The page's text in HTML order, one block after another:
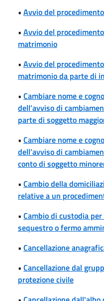
• Avvio del
• Avvio del
matrimonio
• Avvio del
matrimonio da parte di
• Cambiare nome e
dell’avviso di
parte di soggetto
• Cambiare nome e
dell’avviso di
conto di soggetto
• Cambio della
relative a un
• Cambio di custodia
sequestro o fermo
• Cancellazione
• Cancellazione dal
protezione civile